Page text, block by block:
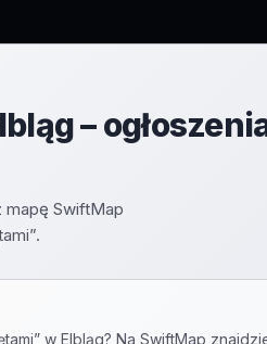
–
mapę SwiftMap
” w Elbląg? Na SwiftMap